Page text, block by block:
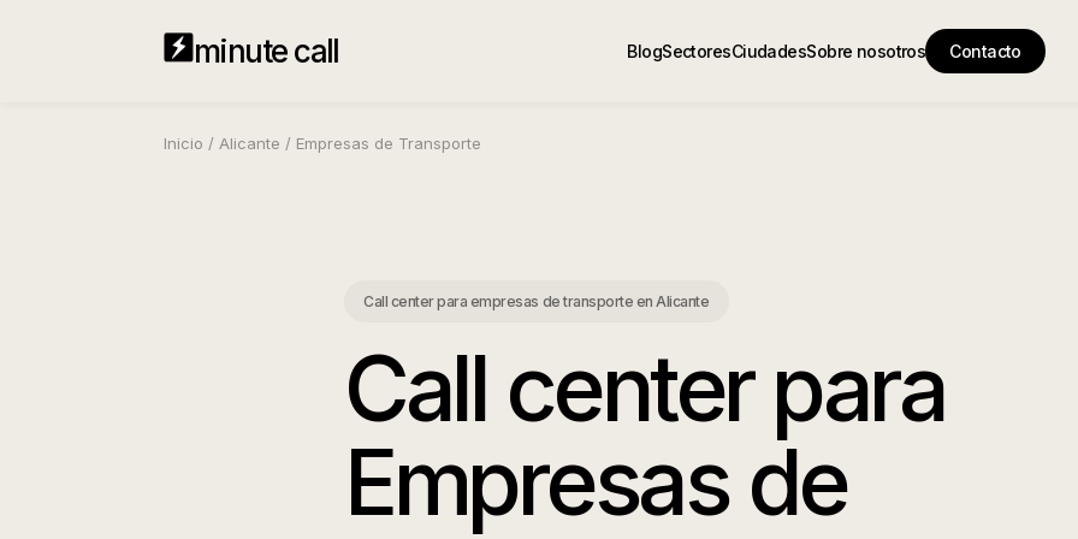
minute call BlogSectoresCiudadesSobre nosotros Contacto
Inicio / Alicante / Empresas de Transporte
Call center para empresas de transporte enAlicante
Call center para
Empresas de